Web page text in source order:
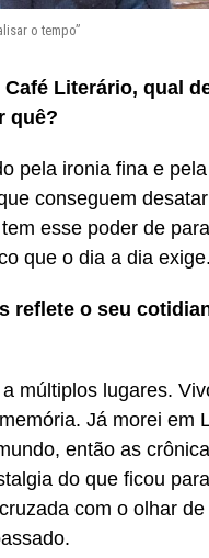
o tempo”
Literário, qual
quê?
pela ironia fina e
conseguem
esse poder de
que o dia a dia exige.
reflete o seu
múltiplos lugares.
Já morei em
então as
do que ficou
com o olhar